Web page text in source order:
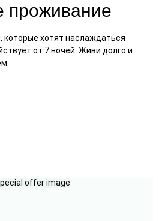
проживание
которые хотят наслаждаться
от 7 ночей. Живи долго и